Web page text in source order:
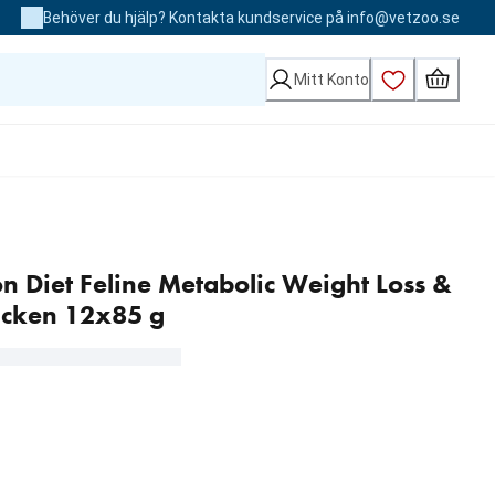
Behöver du hjälp? Kontakta kundservice på info@vetzoo.se
Mitt Konto
Diet Feline Metabolic Weight Loss &
12x85 g